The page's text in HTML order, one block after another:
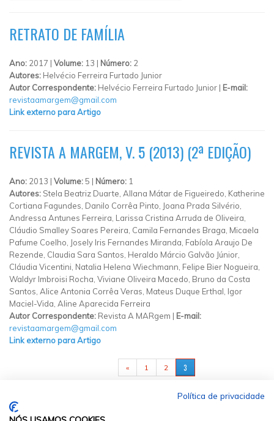
RETRATO DE FAMÍLIA
Ano: 2017 | Volume: 13 | Número: 2
Autores: Helvécio Ferreira Furtado Junior
Autor Correspondente: Helvécio Ferreira Furtado Junior | E-mail:
revistaamargem@gmail.com
Link externo para Artigo
REVISTA A MARGEM, V. 5 (2013) (2ª EDIÇÃO)
Ano: 2013 | Volume:5 | Número: 1
Autores: Stela Beatriz Duarte, Allana Mátar de Figueiredo, Katherine
Cortiana Fagundes, Danilo Corrêa Pinto, Joana Prada Silvério,
Andressa Antunes Ferreira, Larissa Cristina Arruda de Oliveira,
Cláudio Smalley Soares Pereira, Camila Fernandes Braga, Micaela
Pafume Coelho, Josely Iris Fernandes Miranda, Fabíola Araujo De
Rezende, Claudia Sara Santos, Heraldo Márcio Galvão Júnior,
Cláudia Vicentini, Natalia Helena Wiechmann, Felipe Bier Nogueira,
Waldyr Imbroisi Rocha, Viviane Oliveira Macedo, Bruno da Costa
Santos, Alice Antonia Corrêa Veras, Mateus Duque Erthal, Igor
Maciel-Vida, Aline Aparecida Ferreira
Autor Correspondente: Revista A MARgem | E-mail:
revistaamargem@gmail.com
Link externo para Artigo
« 1 2 3
Política de privacidade